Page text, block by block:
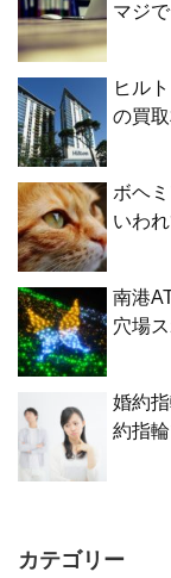
マジ
ヒル
の買
ボヘ
いわ
南港
穴場
婚約
約指
カテゴリー